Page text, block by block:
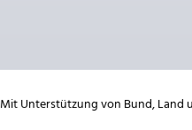
Mit Unterstützung von Bund,Land